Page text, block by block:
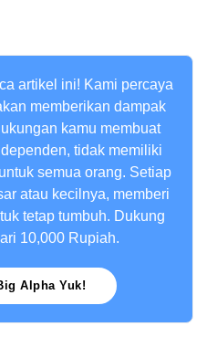
artikel ini! Kami percaya
memberikan dampak
kamu membuat
tidak memiliki
semua orang. Setiap
atau kecilnya, memberi
tetap tumbuh. Dukung
10,000 Rupiah.
Alpha Yuk!